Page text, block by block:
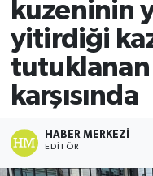
kuzeninin
yitirdiği
tutuklanan
karşısında
HABER MERKEZI
EDITÖR